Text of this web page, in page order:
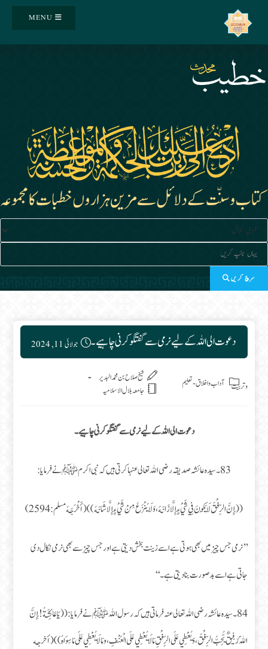
MENU
سرچ کریں
دعوت الی اللہ کے لیے نرمی سے گفتگو کرنی چاہیے۔Post published:
جولائی 11, 2024
Post category:
آداب واخلاق-تعلیم وتربیت
شىخ صلاح بن محمد البدير
جامعہ بلال الاسلامیہ
دعوت الی اللہ کے لیے نرمی سے گفتگو کرنی چاہیے۔
83۔ سیدہ عائشہ صدیقہ رضی اللہ تعالی عنہا کرتی ہیں کہ نبی اکرم ﷺنے فرمایا:
((إِنَّ الرِّفْقَ لَا يَكُونَ فِي شَيْءٍ إِلَّا زَانَهُ، وَلَا يُنْزَعُ مِنْ شَيْءٍ إِلَّا شَانَهُ)) (أَخْرَجَهُ مسلم: 2594)
’’نرمی جس چیز میں بھی ہوتی ہے اسے زینت بخش دیتی ہے اور جس چیز سے بھی نرمی نکال دی
جاتی ہے اسے بدصورت بنا دیتی ہے۔‘‘
84۔ سیدہ عائشہ رضی اللہ تعالی عنہ فرماتی ہیں کہ رسول اللہ ﷺ نے فرمایا: ((يَا عَائِشَةُ! إِنَّ
اللَهَ رَفِيقٌ يُّحِبُّ الرِّفْقَ، وَيُعْطِي عَلَى الرِّفْقِ مَا لَا يُعْطِي عَلَى الْعُنْفِ، ومَا لَا يُعْطِي عَلَى مَا سِوَاهُ)) (أخرجه